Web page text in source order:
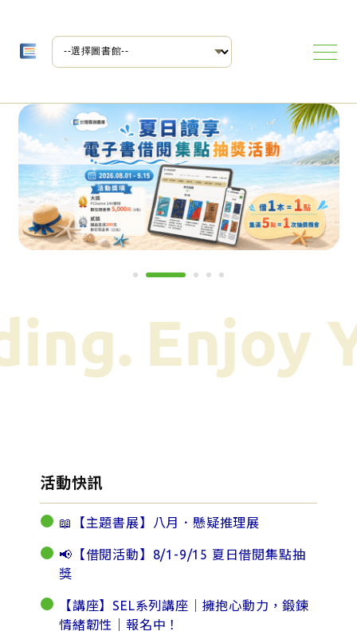
Enjoy
活動快訊
📖【主題書展】八月．懸疑推理展
📢【借閱活動】8/1-9/15 夏日借閱集點抽
獎
【講座】SEL系列講座｜擁抱心動力，鍛鍊
情緒韌性｜報名中！